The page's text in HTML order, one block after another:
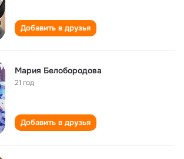
Добавить в друзья
Мария Белобородова
21 год
Добавить в друзья